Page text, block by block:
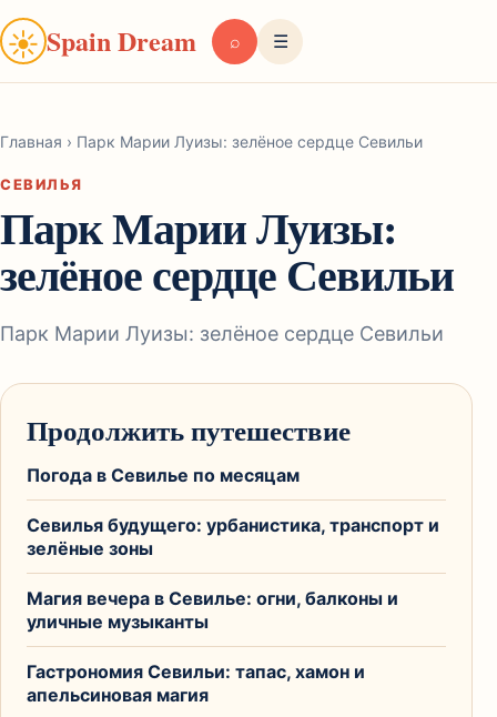
☀Spain Dream ⌕ ☰
Главная › Парк Марии Луизы: зелёное сердце Севильи
СЕВИЛЬЯ
Парк Марии Луизы:
зелёное сердце Севильи
Парк Марии Луизы: зелёное сердце Севильи
Продолжить путешествие
Погода в Севилье по месяцам
Севилья будущего: урбанистика, транспорт и
зелёные зоны
Магия вечера в Севилье: огни, балконы и
уличные музыканты
Гастрономия Севильи: тапас, хамон и
апельсиновая магия